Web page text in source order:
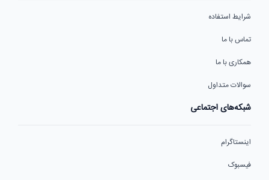
شرایط استفاده
تماس با ما
همکاری با ما
سوالات متداول
شبکه‌های اجتماعی
اینستاگرام
فیسبوک